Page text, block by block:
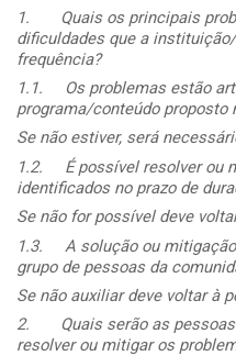
1. Quais os principais
dificuldades que a
frequência?
1.1.
Os problemas estão
programa/conteúdo proposto
Se não estiver, será
1.2. É possível resolver ou
identificados no prazo de
Se não for possível deve
1.3. A solução ou
grupo de pessoas da
Se não auxiliar deve voltar à
2. Quais serão as
resolver ou mitigar os